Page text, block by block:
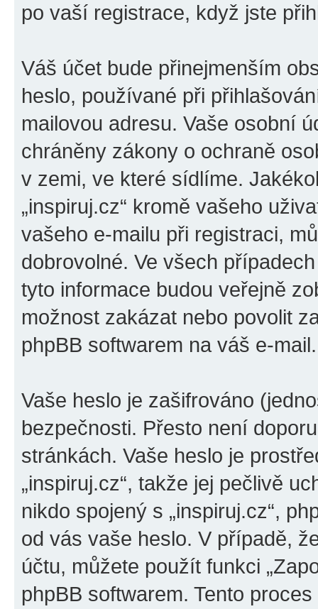
po vaší registrace, když jste
Váš účet bude přinejmenším
heslo, používané při
mailovou adresu. Vaše osobní
chráněny zákony o ochraně
v zemi, ve které sídlíme.
„inspiruj.cz“ kromě vašeho
vašeho e-mailu při registraci,
dobrovolné. Ve všech
tyto informace budou veřejně
možnost zakázat nebo povolit
phpBB softwarem na váš e-mail.
Vaše heslo je zašifrováno
bezpečnosti. Přesto není
stránkách. Vaše heslo je
„inspiruj.cz“, takže jej pečlivě
nikdo spojený s „inspiruj.cz“,
od vás vaše heslo. V případě,
účtu, můžete použít funkci
phpBB softwarem. Tento